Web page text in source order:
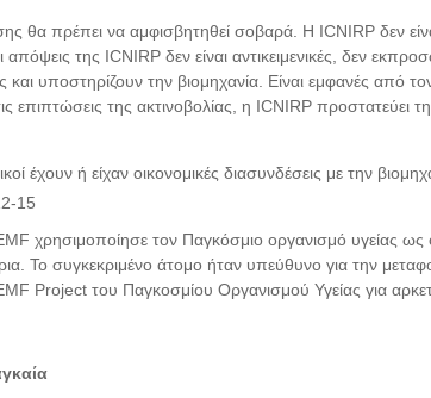
θα πρέπει να αμφισβητηθεί σοβαρά. Η ICNIRP δεν
απόψεις της ICNIRP δεν είναι αντικειμενικές, δεν
υποστηρίζουν την βιομηχανία. Είναι εμφανές από
επιπτώσεις της ακτινοβολίας, η ICNIRP προστατεύει
έχουν ή είχαν οικονομικές διασυνδέσεις με την
15
χρησιμοποίησε τον Παγκόσμιο οργανισμό υγείας
Το συγκεκριμένο άτομο ήταν υπεύθυνο για την
Project του Παγκοσμίου Οργανισμού Υγείας για